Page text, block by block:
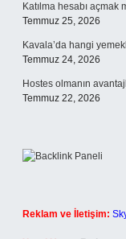
Katılma hesabı açmak
Temmuz 25, 2026
Kavala’da hangi
Temmuz 24, 2026
Hostes olmanın
Temmuz 22, 2026
Reklam ve İletişim: